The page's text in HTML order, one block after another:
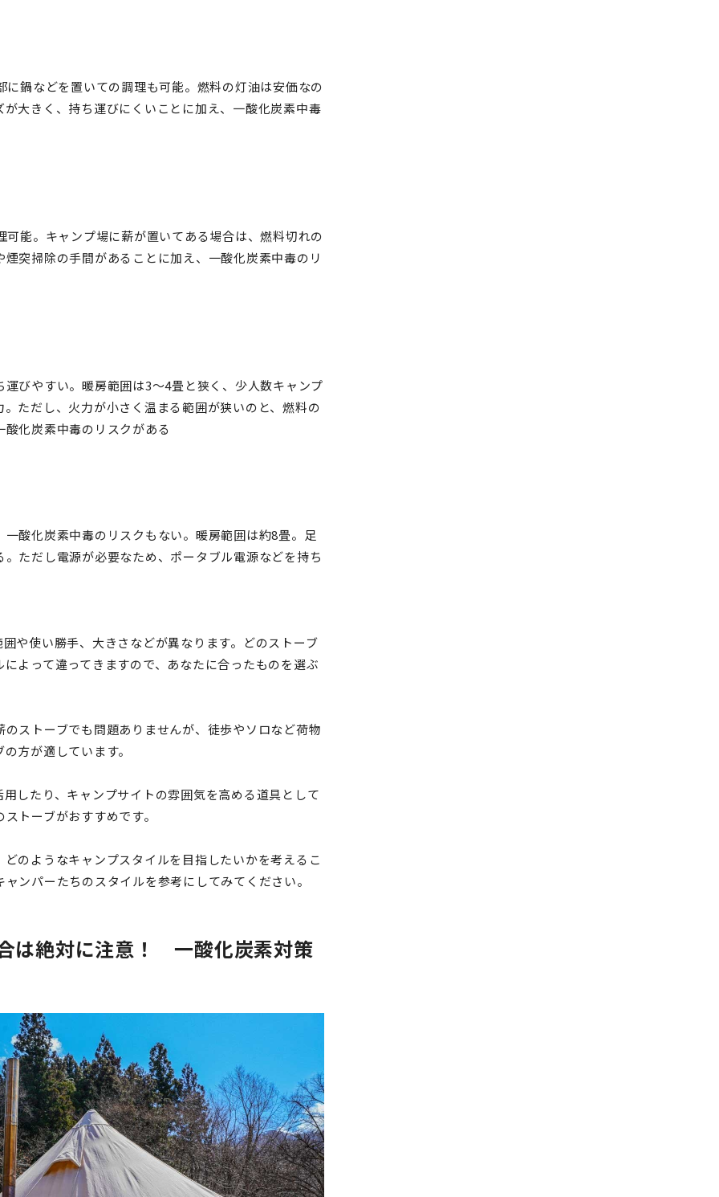
鍋などを置いての調理も可能。燃料の灯油は安価なの
大きく、持ち運びにくいことに加え、一酸化炭素中毒
能。キャンプ場に薪が置いてある場合は、燃料切れの
突掃除の手間があることに加え、一酸化炭素中毒のリ
びやすい。暖房範囲は3〜4畳と狭く、少人数キャンプ
ただし、火力が小さく温まる範囲が狭いのと、燃料の
化炭素中毒のリスクがある
酸化炭素中毒のリスクもない。暖房範囲は約8畳。足
ただし電源が必要なため、ポータブル電源などを持ち
や使い勝手、大きさなどが異なります。どのストーブ
よって違ってきますので、あなたに合ったものを選ぶ
ストーブでも問題ありませんが、徒歩やソロなど荷物
方が適しています。
したり、キャンプサイトの雰囲気を高める道具として
トーブがおすすめです。
のようなキャンプスタイルを目指したいかを考えるこ
ンパーたちのスタイルを参考にしてみてください。
は絶対に注意！ 一酸化炭素対策